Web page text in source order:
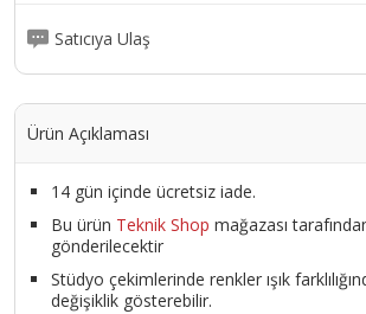
Satıcıya Ulaş
Ürün Açıklaması
14 gün içinde ücretsiz iade.
Bu ürün Teknik Shop mağazası
gönderilecektir
Stüdyo çekimlerinde renkler ışık
değişiklik gösterebilir.